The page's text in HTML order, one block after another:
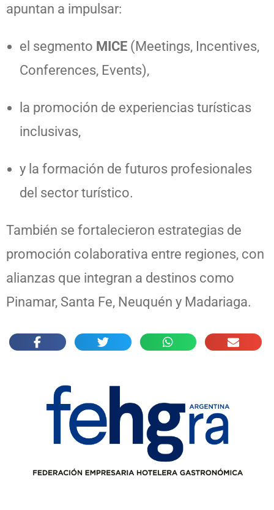
apuntan a impulsar:
el segmento MICE (Meetings, Incentives,
Conferences, Events),
la promoción de experiencias turísticas
inclusivas,
y la formación de futuros profesionales
del sector turístico.
También se fortalecieron estrategias de
promoción colaborativa entre regiones, con
alianzas que integran a destinos como
Pinamar, Santa Fe, Neuquén y Madariaga.